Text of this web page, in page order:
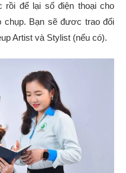
để lại số điện thoại cho
chụp. Bạn sẽ đươc trao đổi
Artist và Stylist (nếu có).